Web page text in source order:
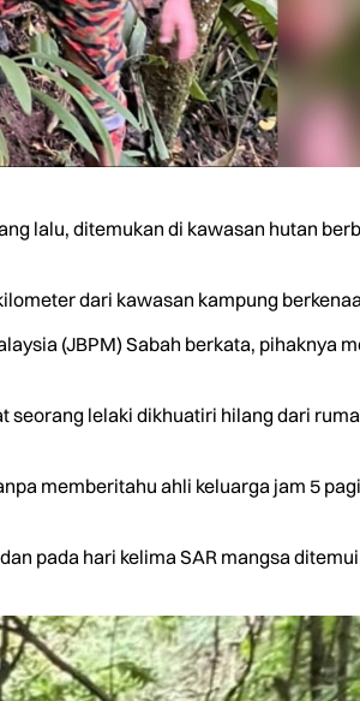
lalu, ditemukan di kawasan hutan
dari kawasan kampung
(JBPM) Sabah berkata, pihaknya
seorang lelaki dikhuatiri hilang dari
memberitahu ahli keluarga jam 5
pada hari kelima SAR mangsa